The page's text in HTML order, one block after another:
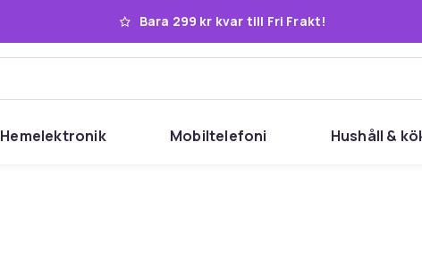
Bara 299 kr kvar till Fri Frakt!
Hemelektronik Mobiltelefoni Hushåll &